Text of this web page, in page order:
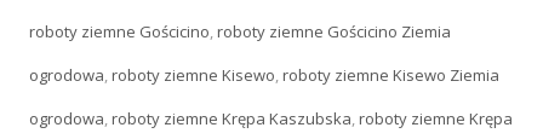
roboty ziemne Gościcino,roboty ziemne Gościcino Ziemia
ogrodowa,roboty ziemne Kisewo,roboty ziemne Kisewo Ziemia
ogrodowa,roboty ziemne Krępa Kaszubska,roboty ziemne Krępa